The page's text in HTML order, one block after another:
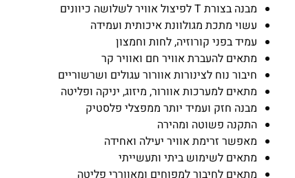
מבנה בצורת T לפיצול אוויר לשלושה כיוונים
עשוי מתכת מגולוונת איכותית ועמידה
עמיד בפני קורוזיה, לחות וחמצון
מתאים להעברת אוויר חם ואוויר קר
חיבור נוח לצינורות אוורור עגולים ושרשוריים
מתאים למערכות אוורור, מיזוג, יניקה ופליטה
מבנה חזק ועמיד יותר ממפצלי פלסטיק
התקנה פשוטה ומהירה
מאפשר זרימת אוויר יעילה ואחידה
מתאים לשימוש ביתי ותעשייתי
מתאים לחיבור למפוחים ומאווררי פליטה